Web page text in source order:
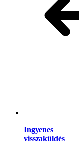
Ingyenes
visszaküldés